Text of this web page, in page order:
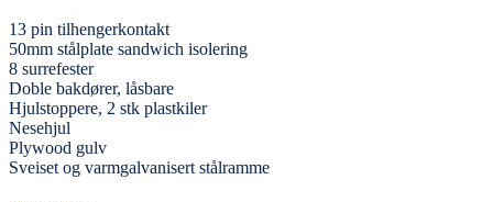
13 pin tilhengerkontakt
50mm stålplate sandwich isolering
8 surrefester
Doble bakdører, låsbare
Hjulstoppere, 2 stk plastkiler
Nesehjul
Plywood gulv
Sveiset og varmgalvanisert stålramme